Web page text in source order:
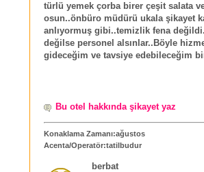
türlü yemek çorba birer çeşit salata
osun..önbüro müdürü ukala şikayet
anlıyormuş gibi..temizlik fena
değilse personel alsınlar..Böyle
gideceğim ve tavsiye edebileceğim
Bu otel hakkında şikayet yaz
Konaklama Zamanı:ağustos
Acenta/Operatör:tatilbudur
berbat